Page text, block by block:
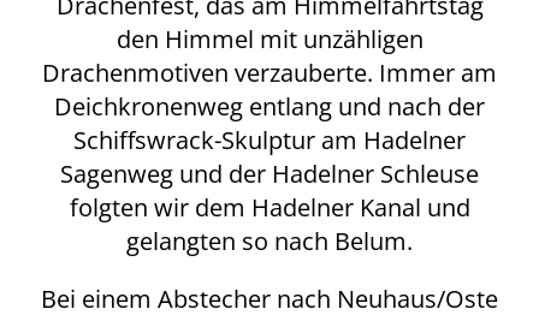
den Himmel mit unzähligen
Drachenmotiven verzauberte. Immer am
Deichkronenweg entlang und nach der
Schiffswrack-Skulptur am Hadelner
Sagenweg und der Hadelner Schleuse
folgten wir dem Hadelner Kanal und
gelangten so nach Belum.
Bei einem Abstecher nach Neuhaus/Oste